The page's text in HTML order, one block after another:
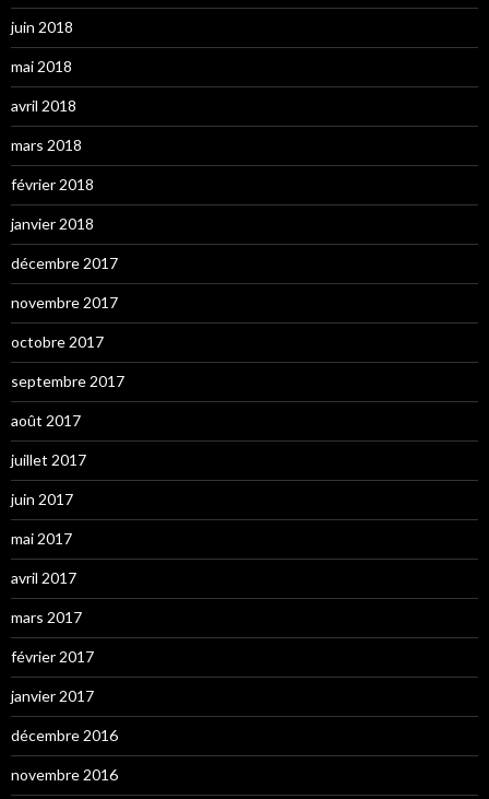
juin 2018
mai 2018
avril 2018
mars 2018
février 2018
janvier 2018
décembre 2017
novembre 2017
octobre 2017
septembre 2017
août 2017
juillet 2017
juin 2017
mai 2017
avril 2017
mars 2017
février 2017
janvier 2017
décembre 2016
novembre 2016